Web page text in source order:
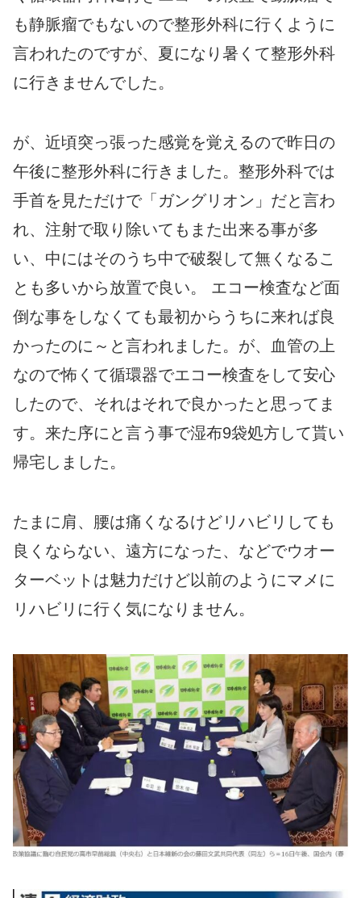
も静脈瘤でもないので整形外科に行くように
言われたのですが、夏になり暑くて整形外科
に行きませんでした。
が、近頃突っ張った感覚を覚えるので昨日の
午後に整形外科に行きました。整形外科では
手首を見ただけで「ガングリオン」だと言わ
れ、注射で取り除いてもまた出来る事が多
い、中にはそのうち中で破裂して無くなるこ
とも多いから放置で良い。 エコー検査など面
倒な事をしなくても最初からうちに来れば良
かったのに～と言われました。が、血管の上
なので怖くて循環器でエコー検査をして安心
したので、それはそれで良かったと思ってま
す。来た序にと言う事で湿布9袋処方して貰い
帰宅しました。
たまに肩、腰は痛くなるけどリハビリしても
良くならない、遠方になった、などでウオー
ターベットは魅力だけど以前のようにマメに
リハビリに行く気になりません。